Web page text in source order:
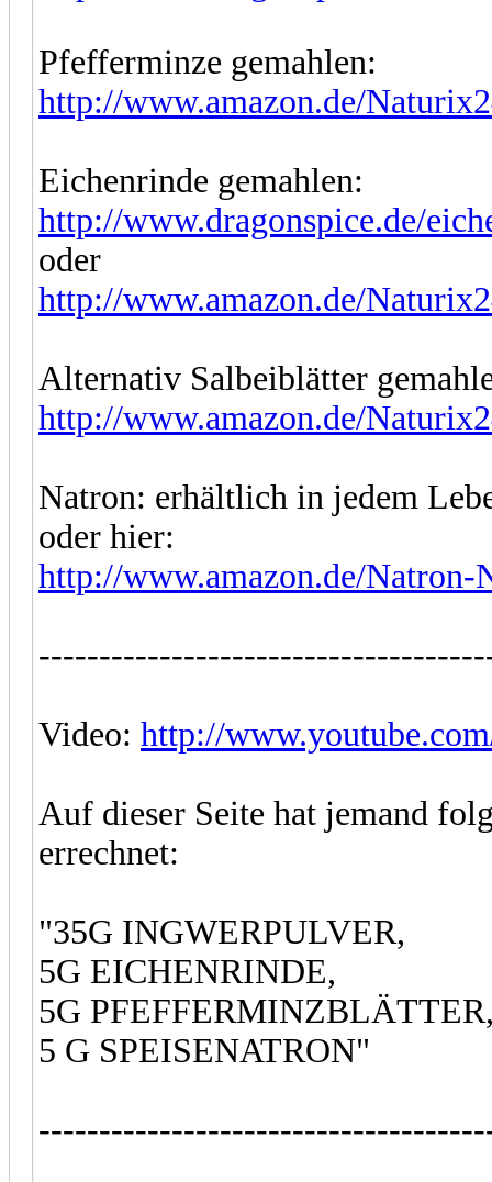
Pfefferminze gemahlen:
http://www.amazon.de/
Eichenrinde gemahlen:
http://www.dragonspice.de/
oder
http://www.amazon.de/
Alternativ Salbeiblätter
http://www.amazon.de/
Natron: erhältlich in jedem
oder hier:
http://www.amazon.de/
Video: http://
Auf dieser Seite hat jemand
errechnet:
"35G INGWERPULVER,
5G EICHENRINDE,
5G
5 G SPEISENATRON"